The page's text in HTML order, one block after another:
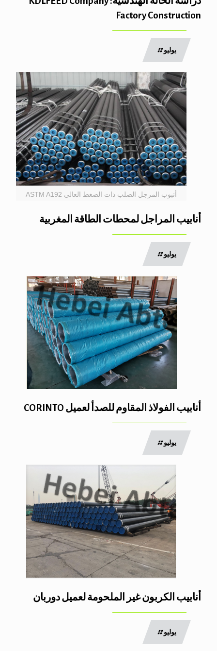
Factory Construction
يوليو
أنبوب المرجل الصلب ذات الضغط العالي ASTM A192
أنابيب المراجل لمحطات الطاقة المغربية
يوليو
أنابيب الفولاذ المقاوم للصدأ لعميل CORINTO
يوليو
أنابيب الكربون غير الملحومة لعميل دوربان
يوليو